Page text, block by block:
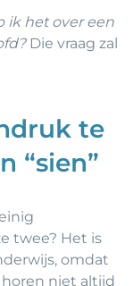
ik het over een
Die vraag zal
te
“sien”
twee? Het is
omdat
niet altijd